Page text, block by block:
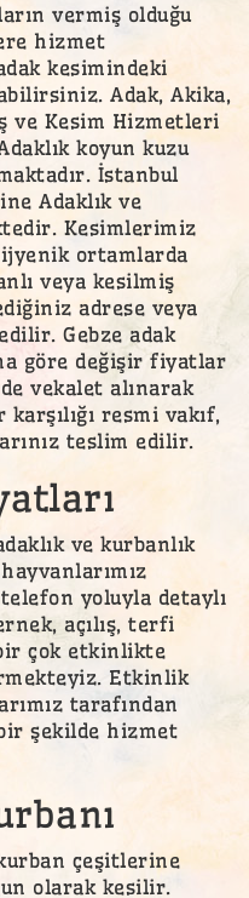
vermiş olduğu
hizmet
kesimindeki
Adak, Akika,
ve Kesim Hizmetleri
koyun kuzu
İstanbul
Adaklık ve
Kesimlerimiz
ortamlarda
veya kesilmiş
adrese veya
Gebze adak
göre değişir fiyatlar
vekalet alınarak
resmi vakıf,
teslim edilir.
ve kurbanlık
yoluyla detaylı
açılış, terfi
çok etkinlikte
Etkinlik
tarafından
şekilde hizmet
çeşitlerine
olarak kesilir.